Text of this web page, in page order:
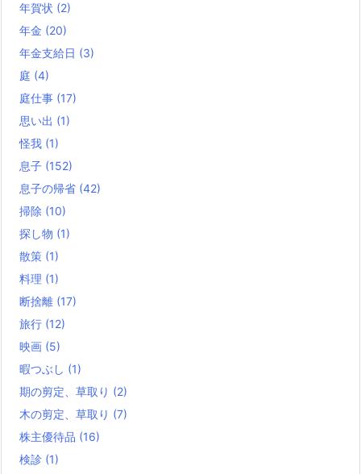
年賀状 (2)
年金 (20)
年金支給日 (3)
庭 (4)
庭仕事 (17)
思い出 (1)
怪我 (1)
息子 (152)
息子の帰省 (42)
掃除 (10)
探し物 (1)
散策 (1)
料理 (1)
断捨離 (17)
旅行 (12)
映画 (5)
暇つぶし (1)
期の剪定、草取り (2)
木の剪定、草取り (7)
株主優待品 (16)
検診 (1)